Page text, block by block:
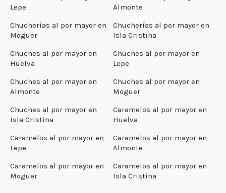
Lepe
Almonte
Chucherías al por mayor en
Moguer
Chucherías al por mayor en
Isla Cristina
Chuches al por mayor en
Huelva
Chuches al por mayor en
Lepe
Chuches al por mayor en
Almonte
Chuches al por mayor en
Moguer
Chuches al por mayor en
Isla Cristina
Caramelos al por mayor en
Huelva
Caramelos al por mayor en
Lepe
Caramelos al por mayor en
Almonte
Caramelos al por mayor en
Moguer
Caramelos al por mayor en
Isla Cristina